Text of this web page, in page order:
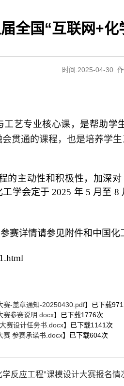
全国“互联网+
时间:2025-04-30 作
艺专业核心课，是帮助学
贯通的课程，也是培养学
的主动性和积极性，加深对
工学会定于 2025 年 5 月至 8
赛详情请参见附件和中国化
赛-盖章通知-20250430.pdf】已下载971
赛参赛说明.docx】已下载1776次
赛设计任务书.docx】已下载1141 次
赛 参赛承诺书.docx】已下载604次
反应工程”课模设计大赛报名情